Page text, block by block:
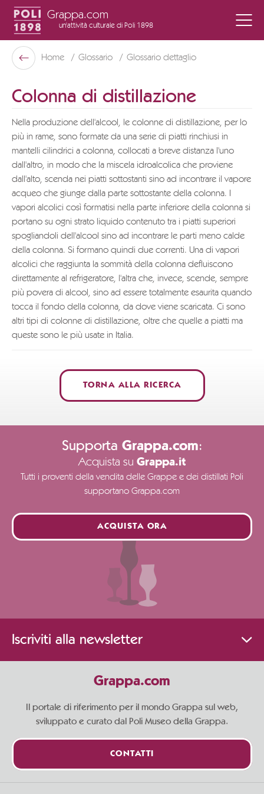
Grappa.com
un'attività culturale di Poli 1898
Poli Museo Della Grappa
Indietro
Home Glossario Glossario dettaglio
Colonna di distillazione
Nella produzione dell'alcool, le colonne di distillazione, per lo
più in rame, sono formate da una serie di piatti rinchiusi in
mantelli cilindrici a colonna, collocati a breve distanza l'uno
dall'altro, in modo che la miscela idroalcolica che proviene
dall'alto, scenda nei piatti sottostanti sino ad incontrare il vapore
acqueo che giunge dalla parte sottostante della colonna. I
vapori alcolici così formatisi nella parte inferiore della colonna si
portano su ogni strato liquido contenuto tra i piatti superiori
spogliandoli dell'alcool sino ad incontrare le parti meno calde
della colonna. Si formano quindi due correnti. Una di vapori
alcolici che raggiunta la sommità della colonna defluiscono
direttamente al refrigeratore, l'altra che, invece, scende, sempre
più povera di alcool, sino ad essere totalmente esaurita quando
tocca il fondo della colonna, da dove viene scaricata. Ci sono
altri tipi di colonne di distillazione, oltre che quelle a piatti ma
queste sono le più usate in Italia.
TORNA ALLA RICERCA
Supporta Grappa.com:
Acquista su Grappa.it
Tutti i proventi della vendita delle Grappe e dei distillati Poli
supportano Grappa.com
ACQUISTA ORA
Iscriviti alla newsletter
Grappa.com
Il portale di riferimento per il mondo Grappa sul web,
sviluppato e curato dal Poli Museo della Grappa.
CONTATTI